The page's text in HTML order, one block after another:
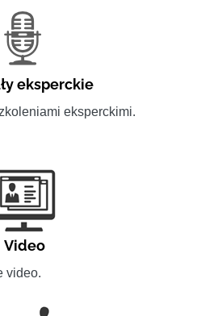
eksperckie
eksperckimi.
Video
video.